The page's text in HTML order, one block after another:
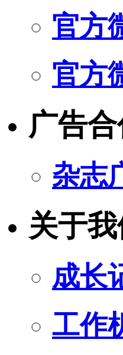
官方
官方
广告
杂志
关于我
成长
工作